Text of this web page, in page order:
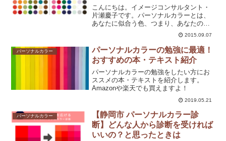
さい。
こんにちは。イメージコンサルタント・
片瀬慶子です。パーソナルカラーとは、
あなたに似合う色、つまり、あなたの魅
力が引き立つ色を診断するものです。
「どの色でも、大して変わらないだろ
う」と思うかもしれませんが、私は３つ
のメリットがあると考えていま...
2015.09.07
パーソナルカラー
パーソナルカラーの勉強に最適！
おすすめの本・テキスト紹介
パーソナルカラーの勉強をしたい方にお
ススメの本・テキストを紹介します。
Amazonや楽天でも買えますよ！
2019.05.21
パーソナルカラー
【静岡市 パーソナルカラー診
断】どんな人から診断を受ければ
いいの？と思ったときは